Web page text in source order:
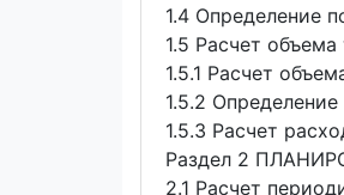
1.4 Определение
1.5 Расчет
1.5.1 Расчет
1.5.2
1.5.3 Расчет
Раздел 2
2.1 Расчет